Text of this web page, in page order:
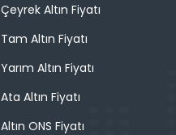
Çeyrek Altın Fiyatı
Tam Altın Fiyatı
Yarım Altın Fiyatı
Ata Altın Fiyatı
Altın ONS Fiyatı